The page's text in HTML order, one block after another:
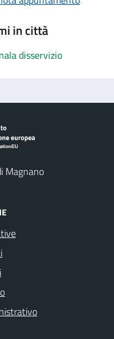
in città
disservizio
Magnano